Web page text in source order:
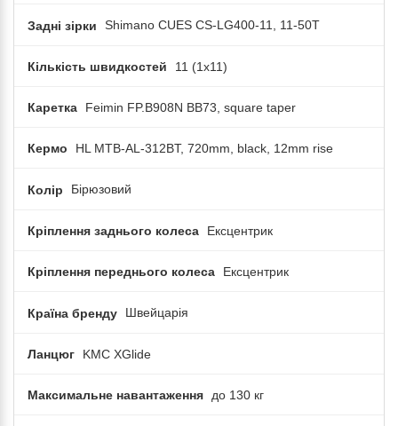
Задні зірки Shimano CUES CS-LG400-11, 11-50T
Кількість швидкостей 11 (1x11)
Каретка Feimin FP.B908N BB73, square taper
Кермо HL MTB-AL-312BT, 720mm, black, 12mm rise
Колір Бірюзовий
Кріплення заднього колеса Ексцентрик
Кріплення переднього колеса Ексцентрик
Країна бренду Швейцарія
Ланцюг KMC XGlide
Максимальне навантаження до 130 кг